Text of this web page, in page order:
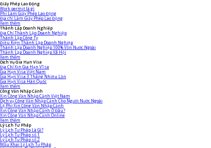
Giấy Phép Lao Động
Work permit là gì
Phí Làm Giấy Phép Lao Động
Địa chỉ Làm Giấy Phép Lao Động
Xem thêm
Thành Lập Doanh Nghiệp
Địa Chỉ Thành Lập Doanh Nghiệp
Thành Lập Công Ty
Điều Kiện Thành Lập Doanh Nghiệp
Thành Lập Doanh Nghiệp 100% Vốn Nước Ngoài
Thành Lập Doanh Nghiệp Xã Hội
Xem thêm
Dịch Vụ Gia Hạn Visa
Địa Chỉ Xin Gia Hạn V1sa
Gia Hạn Visa Việt Nam
Gia Hạn Visa 3 Tháng Nhiều Lần
Gia Hạn Visa Hàn Quốc
Xem thêm
Công Văn Nhập Cảnh
Xin Công Văn Nhập Cảnh Việt Nam
Dịch vụ Công Văn Nhập Cảnh Cho Người Nước Ngoài
Lệ Phí Xin Công Văn Nhập Cảnh
Xin Công Văn Nhập Cảnh Ở Đâu?
Xin Công Văn Nhập Cảnh Online
Xem thêm
Lý Lịch Tư Pháp
Lý Lịch Tư Pháp Là Gì?
Lý Lịch Tư Pháp số 1
Lý Lịch Tư Pháp số 2
Mẫu Khai Lý Lịch Tư Pháp